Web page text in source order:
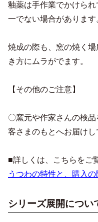
釉薬は手作業でかけら
一でない場合があります
焼成の際も、窯の焼く
き方にムラがでます。
【その他のご注意】
〇窯元や作家さんの検
客さまのもとへお届けし
■詳しくは、こちらをご
うつわの特性と、購入
シリーズ展開につい